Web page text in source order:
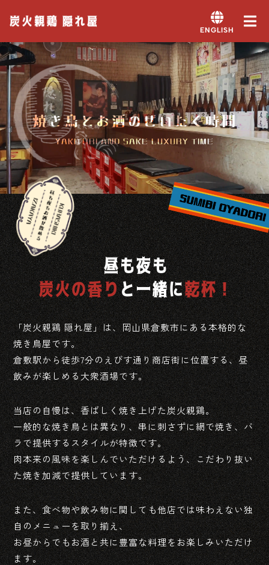
ENGLISH
焼き鳥とお酒のぜいたく時間
YAKITORI AND SAKE LUXURY TIME
昼も夜も
炭火の香りと一緒に乾杯！
「炭火親鶏 隠れ屋」は、岡山県倉敷市にある本格的な
焼き鳥屋です。
倉敷駅から徒歩7分のえびす通り商店街に位置する、昼
飲みが楽しめる大衆酒場です。
当店の自慢は、香ばしく焼き上げた炭火親鶏。
一般的な焼き鳥とは異なり、串に刺さずに網で焼き、バ
ラで提供するスタイルが特徴です。
肉本来の風味を楽しんでいただけるよう、こだわり抜い
た焼き加減で提供しています。
また、食べ物や飲み物に関しても他店では味わえない独
自のメニューを取り揃え、
お昼からでもお酒と共に豊富な料理をお楽しみいただけ
ます。